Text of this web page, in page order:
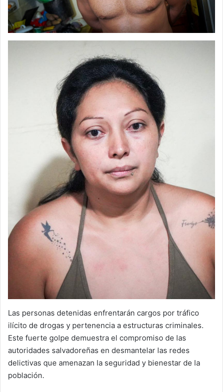
Las personas detenidas enfrentarán cargos por tráfico
ilícito de drogas y pertenencia a estructuras criminales.
Este fuerte golpe demuestra el compromiso de las
autoridades salvadoreñas en desmantelar las redes
delictivas que amenazan la seguridad y bienestar de la
población.